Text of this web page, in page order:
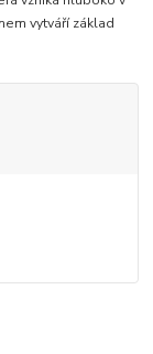
vytváří základ